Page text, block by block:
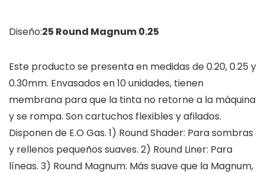
Diseño:25 Round Magnum 0.25
Este producto se presenta en medidas de 0.20, 0.25 y
0.30mm. Envasados en 10 unidades, tienen
membrana para que la tinta no retorne a la máquina
y se rompa. Son cartuchos flexibles y afilados.
Disponen de E.O Gas. 1) Round Shader: Para sombras
y rellenos pequeños suaves. 2) Round Liner: Para
líneas. 3) Round Magnum: Más suave que la Magnum,